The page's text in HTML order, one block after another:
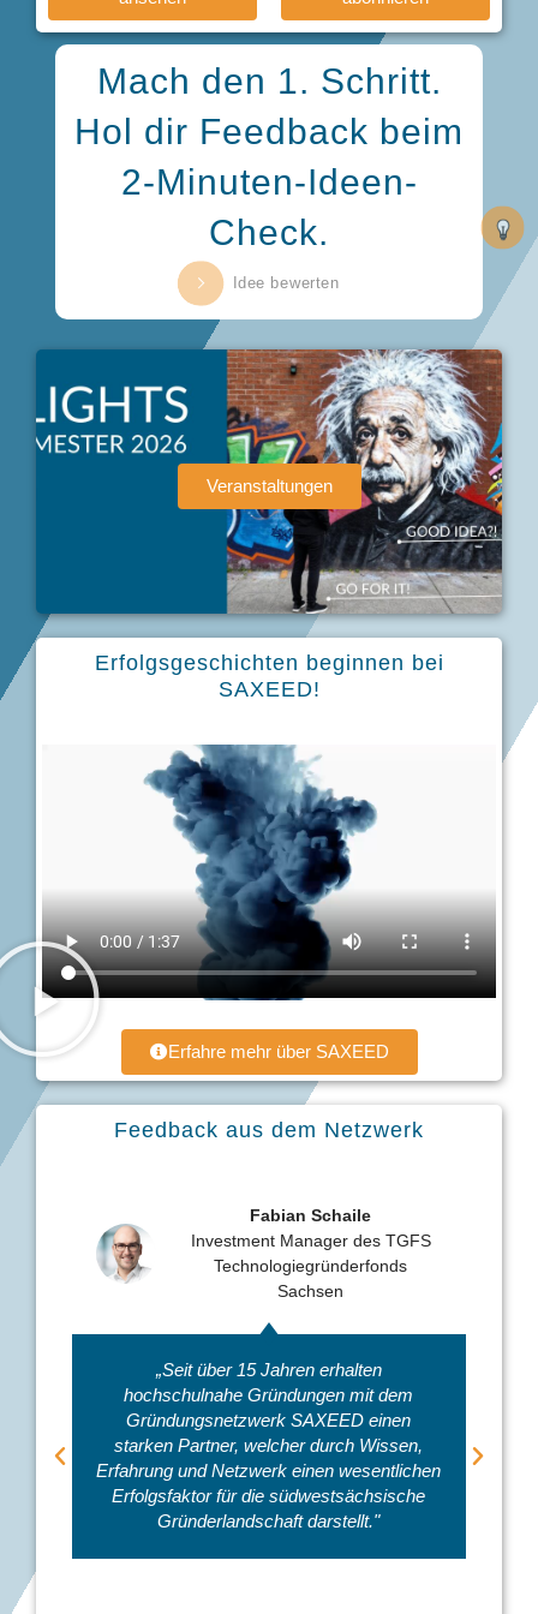
Mach den 1. Schritt.
Hol dir Feedback beim
2-Minuten-Ideen-
Check.
Idee bewerten
Veranstaltungen
Erfolgsgeschichten beginnen bei
SAXEED!
Erfahre mehr über SAXEED
Feedback aus dem Netzwerk
„Seit über 15 Jahren erhalten
hochschulnahe Gründungen mit dem
Gründungsnetzwerk SAXEED einen
starken Partner, welcher durch Wissen,
Erfahrung und Netzwerk einen wesentlichen
Erfolgsfaktor für die südwestsächsische
Gründerlandschaft darstellt."
Fabian Schaile
Investment Manager des TGFS
Technologiegründerfonds
Sachsen